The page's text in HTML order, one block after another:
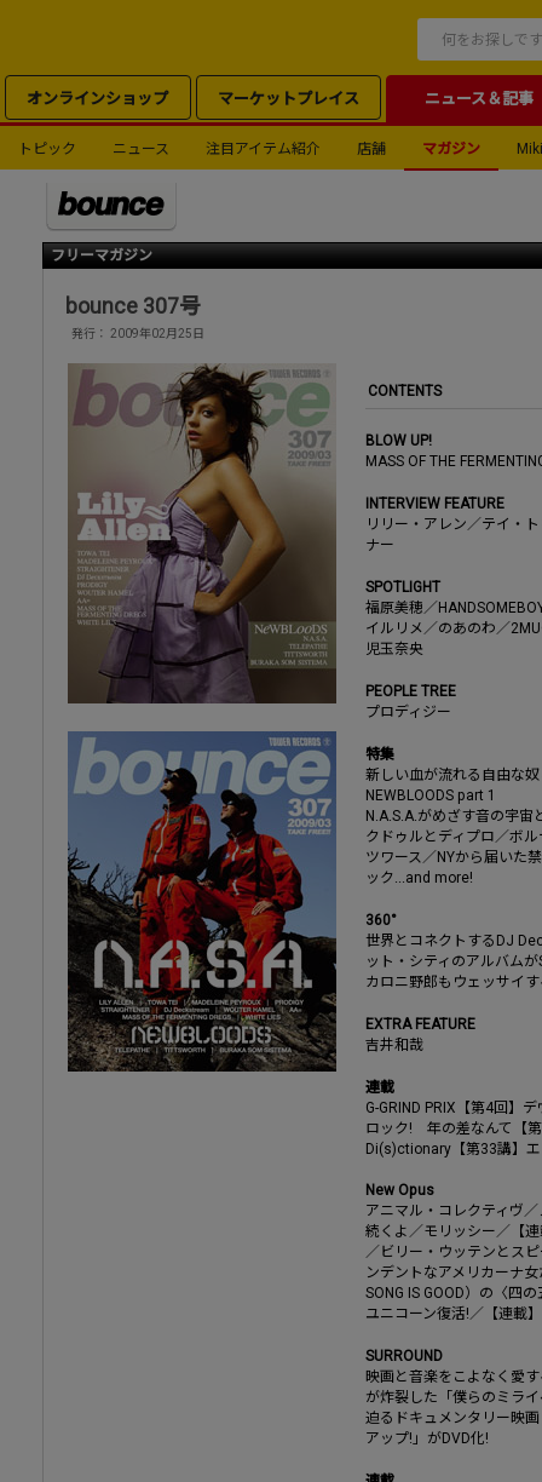
オンラインショップ マーケットプレイス ニュース＆記事
トピック ニュース 注目アイテム紹介 店舗 マガジン
フリーマガジン
bounce 307号
発行： 2009年02月25日
CONTENTS
BLOW UP!
MASS OF THE
INTERVIEW FEATURE
リリー・アレン／テイ・
ナー
SPOTLIGHT
福原美穂／
イルリメ／のあのわ／
児玉奈央
PEOPLE TREE
プロディジー
特集
新しい血が流れる自由な
NEWBLOODS part 1
N.A.S.A.がめざす音の宇
クドゥルとディプロ／ボ
ツワース／NYから届いた
ック...and more!
360°
世界とコネクトするDJ
ット・シティのアルバム
カロニ野郎もウェッサイ
EXTRA FEATURE
吉井和哉
連載
G-GRIND PRIX――【第4回】
ロック! 年の差なんて――【
Di(s)ctionary――【第33講】
New Opus
アニマル・コレクティヴ
続くよ／モリッシー／【
／ビリー・ウッテンとス
ンデントなアメリカーナ
SONG IS GOOD）の〈四
ユニコーン復活!／【連載
SURROUND
映画と音楽をこよなく愛
が炸裂した「僕らのミラ
迫るドキュメンタリー映
アップ!」がDVD化!